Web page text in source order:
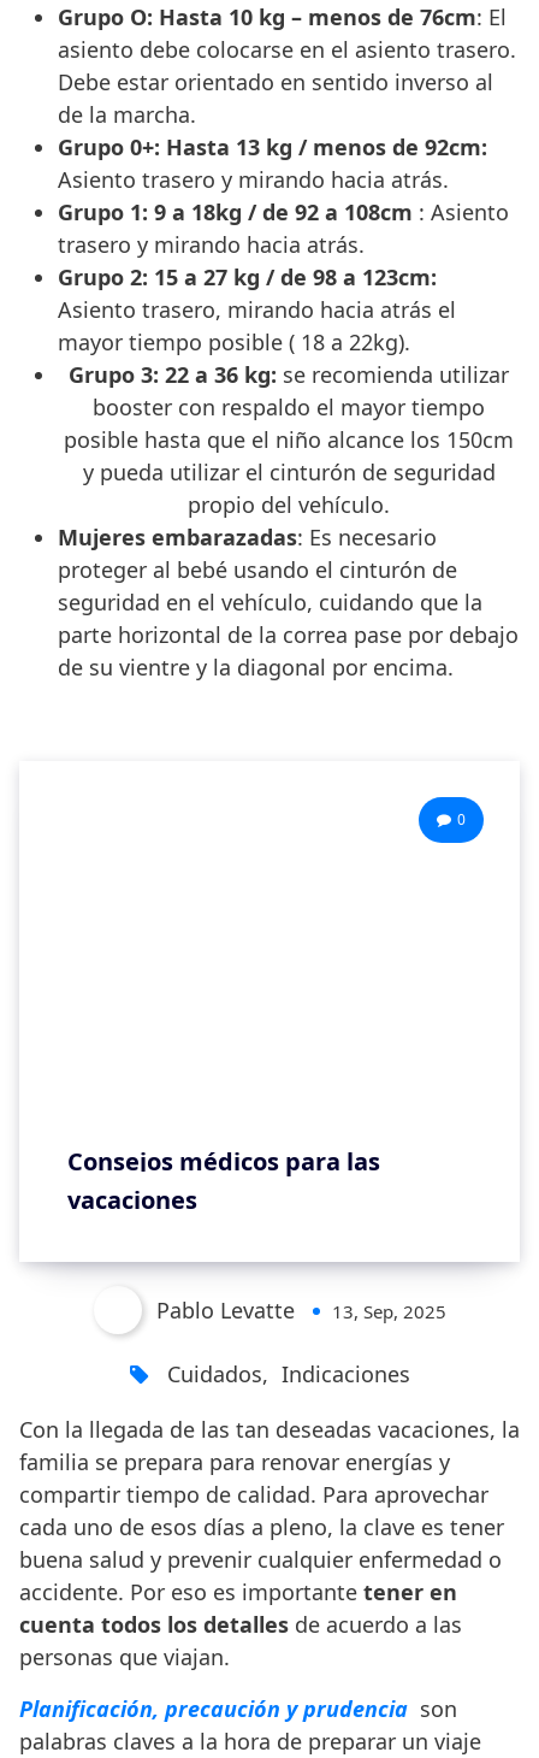
Grupo O: Hasta 10 kg – menos de 76cm: El
asiento debe colocarse en el asiento trasero.
Debe estar orientado en sentido inverso al
de la marcha.
Grupo 0+: Hasta 13 kg / menos de 92cm:
Asiento trasero y mirando hacia atrás.
Grupo 1: 9 a 18kg / de 92 a 108cm : Asiento
trasero y mirando hacia atrás.
Grupo 2: 15 a 27 kg / de 98 a 123cm:
Asiento trasero, mirando hacia atrás el
mayor tiempo posible ( 18 a 22kg).
Grupo 3: 22 a 36 kg: se recomienda utilizar
booster con respaldo el mayor tiempo
posible hasta que el niño alcance los 150cm
y pueda utilizar el cinturón de seguridad
propio del vehículo.
Mujeres embarazadas: Es necesario
proteger al bebé usando el cinturón de
seguridad en el vehículo, cuidando que la
parte horizontal de la correa pase por debajo
de su vientre y la diagonal por encima.
Consejos médicos para las
vacaciones
0
Pablo Levatte 13, Sep, 2025
Cuidados, Indicaciones
Con la llegada de las tan deseadas vacaciones, la
familia se prepara para renovar energías y
compartir tiempo de calidad. Para aprovechar
cada uno de esos días a pleno, la clave es tener
buena salud y prevenir cualquier enfermedad o
accidente. Por eso es importante tener en
cuenta todos los detalles de acuerdo a las
personas que viajan.
Planificación, precaución y prudencia son
palabras claves a la hora de preparar un viaje